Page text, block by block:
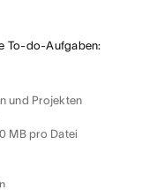
To-do-Aufgaben:
und Projekten
MB pro Datei